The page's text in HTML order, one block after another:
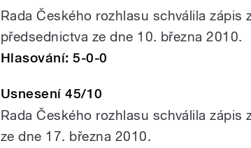
Rada Českého rozhlasu schválila zápis
předsednictva ze dne 10. března 2010.
Hlasování: 5-0-0
Usnesení 45/10
Rada Českého rozhlasu schválila zápis
ze dne 17. března 2010.